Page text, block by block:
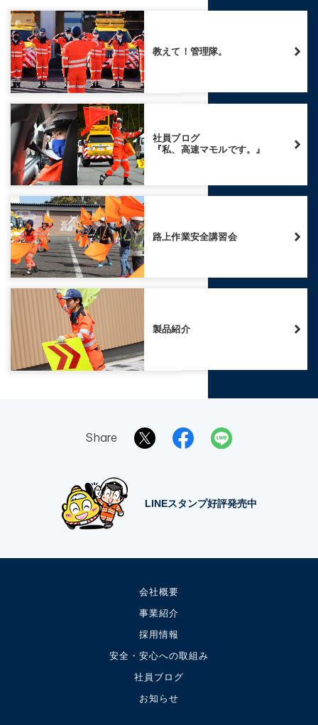
教えて！管理隊。
社員ブログ
『私、高速マモルです。』
路上作業安全講習会
製品紹介
Share
LINEスタンプ好評発売中
会社概要
事業紹介
採用情報
安全・安心への取組み
社員ブログ
お知らせ